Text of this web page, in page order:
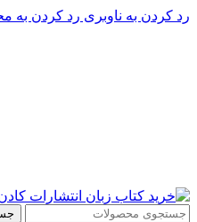
رد کردن به ناوبری رد کردن به